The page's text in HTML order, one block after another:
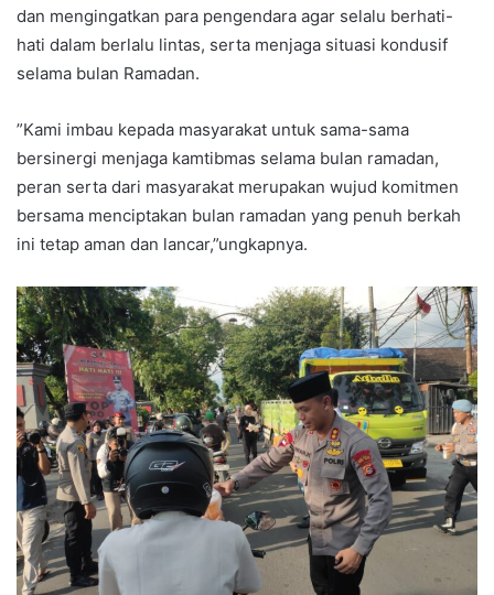
dan mengingatkan para pengendara agar selalu berhati-
hati dalam berlalu lintas, serta menjaga situasi kondusif
selama bulan Ramadan.
”Kami imbau kepada masyarakat untuk sama-sama
bersinergi menjaga kamtibmas selama bulan ramadan,
peran serta dari masyarakat merupakan wujud komitmen
bersama menciptakan bulan ramadan yang penuh berkah
ini tetap aman dan lancar,”ungkapnya.